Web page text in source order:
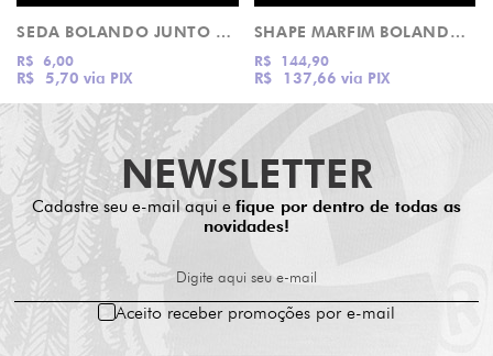
SEDA BOLANDO JUNTO SEMPRE KING SIZE
R$ 5,70 via PIX
R$ 6,00
SHAPE MARFIM BOLANDO JUNTO SEMPRE
R$ 137,66 via PIX
R$ 144,90
NEWSLETTER
Cadastre seu e-mail aqui e fique por dentro de todas as
novidades!
Digite aqui seu e-mail
Aceito receber promoções por e-mail